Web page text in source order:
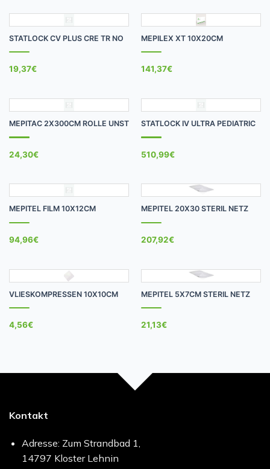
STATLOCK CV PLUS CRE TR NO
19,37€
MEPILEX XT 10X20CM
141,37€
MEPITAC 2X300CM ROLLE UNST
24,30€
STATLOCK IV ULTRA PEDIATRIC
510,99€
MEPITEL FILM 10X12CM
94,96€
MEPITEL 20X30 STERIL NETZ
207,92€
VLIESKOMPRESSEN 10X10CM
4,56€
MEPITEL 5X7CM STERIL NETZ
21,13€
Kontakt
Adresse: Zum Strandbad 1,
14797 Kloster Lehnin